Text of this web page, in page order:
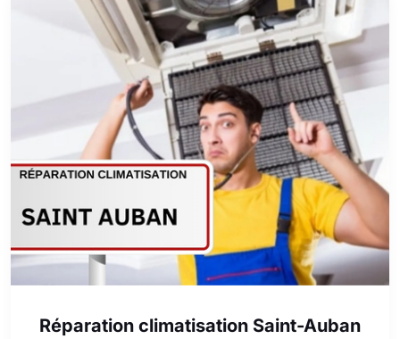
Réparation climatisation Saint-Auban